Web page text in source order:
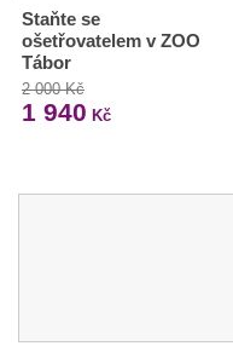
Staňte se
ošetřovatelem v ZOO
Tábor
2 000 Kč
1 940 Kč